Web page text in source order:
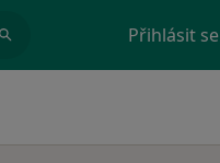
Přihlásit se